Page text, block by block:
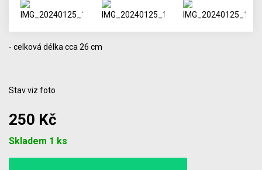
- celková délka cca 26 cm
Stav viz foto
250 Kč
Skladem 1 ks